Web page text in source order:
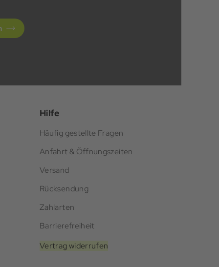
Hilfe
Häufig gestellte Fragen
Anfahrt & Öffnungszeiten
Versand
Rücksendung
Zahlarten
Barrierefreiheit
Vertrag widerrufen